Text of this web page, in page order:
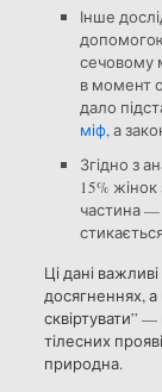
Інше
сечовому
в момент
дало
міф, а
Згідно з
15% жінок
частина —
Ці дані
досягненнях,
сквіртувати”
тілесних
природна.